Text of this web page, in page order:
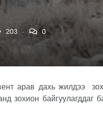
203 0
арав дахь жилдээ
зохион байгуулагддаг